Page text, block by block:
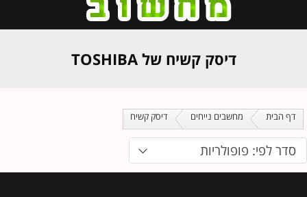
דיסק קשיח של TOSHIBA
דף הבית מחשבים נייחים דיסק קשיח
סדר לפי: פופולריות